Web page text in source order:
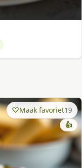
Maak favoriet19
👍